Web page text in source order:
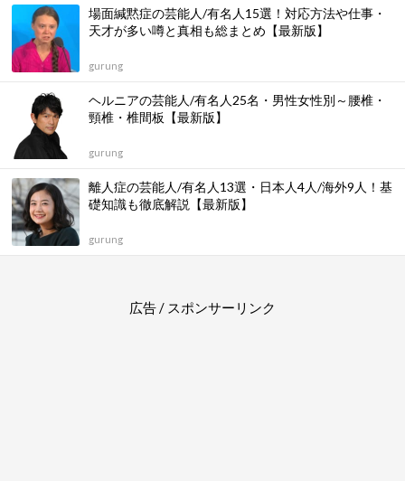
場面緘黙症の芸能人/有名人15選！対応方法や仕事・
天才が多い噂と真相も総まとめ【最新版】
gurung
ヘルニアの芸能人/有名人25名・男性女性別～腰椎・
頸椎・椎間板【最新版】
gurung
離人症の芸能人/有名人13選・日本人4人/海外9人！基
礎知識も徹底解説【最新版】
gurung
広告 / スポンサーリンク